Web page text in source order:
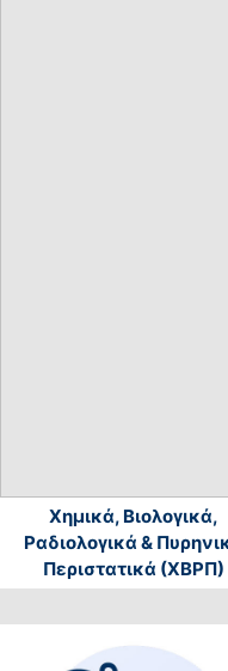
Χημικά, Βιολογικά,
Ραδιολογικά &
Περιστατικά (ΧΒΡΠ)